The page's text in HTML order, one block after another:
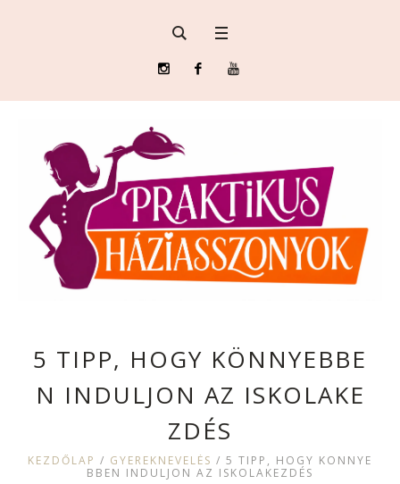
5 TIPP, HOGY KÖNNYEBBE
N INDULJON AZ ISKOLAKE
ZDÉS
KEZDŐLAP / GYEREKNEVELÉS / 5 TIPP, HOGY KÖNNYE
BBEN INDULJON AZ ISKOLAKEZDÉS